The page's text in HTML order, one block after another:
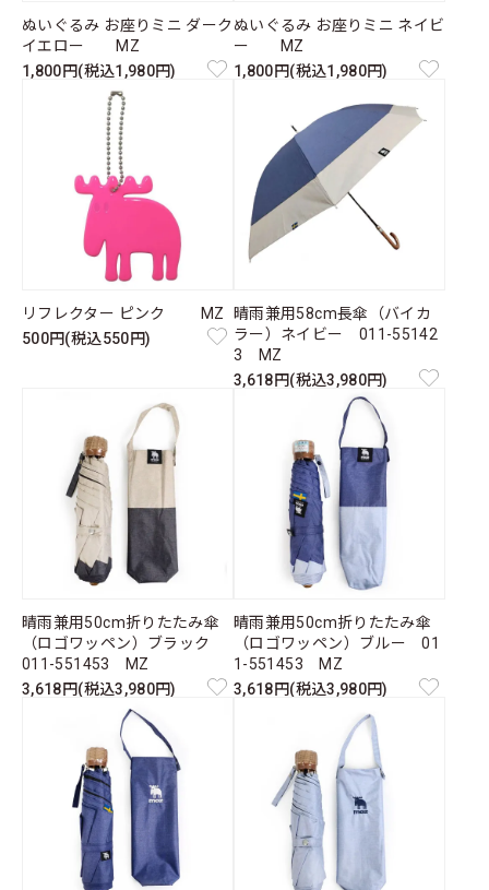
ぬいぐるみ お座りミニ ダーク
イエロー MZ
1,800円(税込1,980円)
ぬいぐるみ お座りミニ ネイビ
ー MZ
1,800円(税込1,980円)
リフレクター ピンク MZ
500円(税込550円)
晴雨兼用58cm長傘（バイカ
ラー）ネイビー 011-55142
3 MZ
3,618円(税込3,980円)
晴雨兼用50cm折りたたみ傘
（ロゴワッペン）ブラック
011-551453 MZ
3,618円(税込3,980円)
晴雨兼用50cm折りたたみ傘
（ロゴワッペン）ブルー 01
1-551453 MZ
3,618円(税込3,980円)